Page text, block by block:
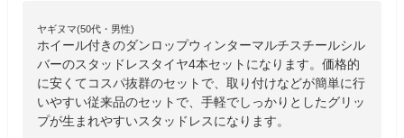
ヤギヌマ(50代・男性)
ホイール付きのダンロップウィンターマルチスチールシル
バーのスタッドレスタイヤ4本セットになります。価格的
に安くてコスパ抜群のセットで、取り付けなどが簡単に行
いやすい従来品のセットで、手軽でしっかりとしたグリッ
プが生まれやすいスタッドレスになります。